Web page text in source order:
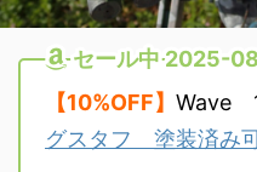
セール中 2025-
【10%OFF】 Wave
グスタフ 塗装済み